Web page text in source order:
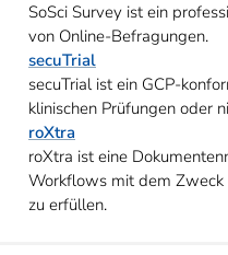
SoSci Survey ist ein
von Online-Befragungen.
secuTrial
secuTrial ist ein GCP-
klinischen Prüfungen oder
roXtra
roXtra ist eine
Workflows mit dem Zweck
zu erfüllen.